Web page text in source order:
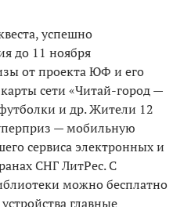
успешно
до 11 ноября
от проекта ЮФ и его
сети «Читай-город —
и др. Жители 12
— мобильную
сервиса электронных и
СНГ ЛитРес. С
можно бесплатно
главные